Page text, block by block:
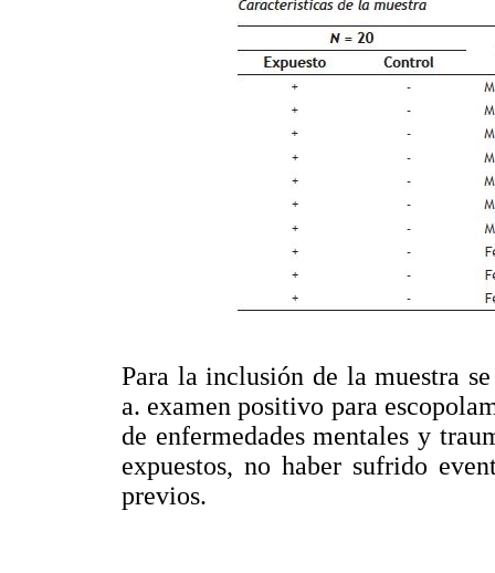
Para la inclusión de la muestra
a. examen positivo para
de enfermedades mentales y
expuestos, no haber sufrido
previos.